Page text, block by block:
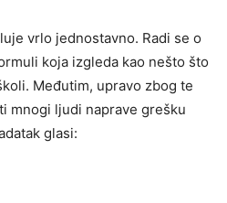
vrlo jednostavno. Radi se o
koja izgleda kao nešto što
Međutim, upravo zbog te
mnogi ljudi naprave grešku
glasi: